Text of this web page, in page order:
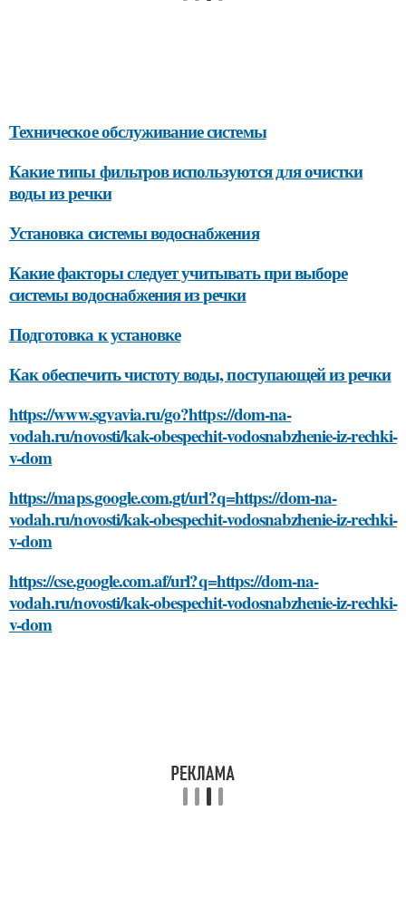
Техническое обслуживание системы
Какие типы фильтров используются для очистки
воды из речки
Установка системы водоснабжения
Какие факторы следует учитывать при выборе
системы водоснабжения из речки
Подготовка к установке
Как обеспечить чистоту воды, поступающей из речки
https://www.sgvavia.ru/go?https://dom-na-
vodah.ru/novosti/kak-obespechit-vodosnabzhenie-iz-rechki-
v-dom
https://maps.google.com.gt/url?q=https://dom-na-
vodah.ru/novosti/kak-obespechit-vodosnabzhenie-iz-rechki-
v-dom
https://cse.google.com.af/url?q=https://dom-na-
vodah.ru/novosti/kak-obespechit-vodosnabzhenie-iz-rechki-
v-dom